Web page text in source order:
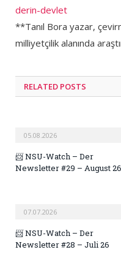
derin-devlet
**Tanıl Bora yazar,
milliyetçilik alanında
RELATED POSTS
05.08.2026
📨 NSU-Watch – Der
Newsletter #29 – August 26
07.07.2026
📨 NSU-Watch – Der
Newsletter #28 – Juli 26